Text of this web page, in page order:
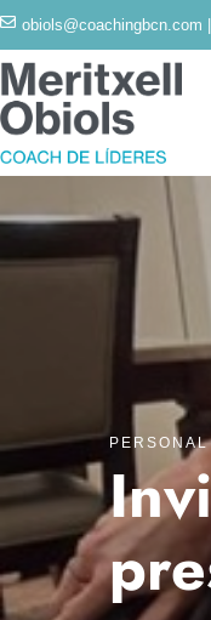
obiols@coachingbcn.com
PERSONAL